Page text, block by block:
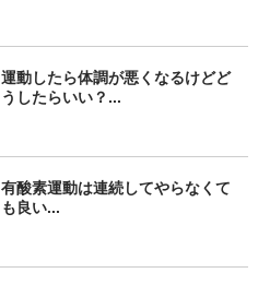
運動したら体調が悪くなるけどど
うしたらいい？...
有酸素運動は連続してやらなくて
も良い...